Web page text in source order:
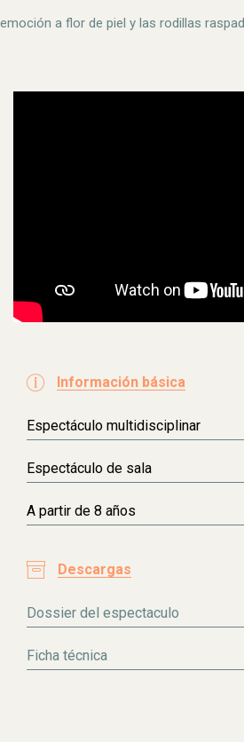
emoción a flor de piel y las rodillas
Información básica
Espectáculo multidisciplinar
Espectáculo de sala
A partir de 8 años
Descargas
Dossier del espectaculo
Ficha técnica